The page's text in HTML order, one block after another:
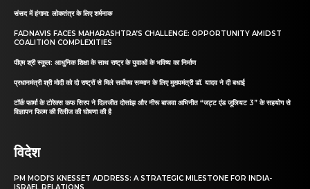
संसद में हंगामा: लोकतंत्र के लिए शर्मनाक
FADNAVIS FACES MAHARASHTRA’S CHALLENGE: OPPORTUNITY AMIDST
COALITION COMPLEXITIES
पीएम श्री स्कूल: आधुनिक शिक्षा के साथ राष्ट्र के युवाओं के भविष्य का निर्माण
प्रधानमंत्री श्री मोदी को दो राष्ट्रों से मिले सर्वोच्च सम्मान के लिए मुख्यमंत्री डॉ. यादव ने दी बधाई
टॉर्क फार्मा के टोरेक्स कफ सिरप ने दिलजीत दोसांझ और नीरू बाजवा अभिनीत “जट्ट एंड जूलियट 3” के सहयोग से
विज्ञापन फिल्म की रिलीज की घोषणा की है
विदेश
PM MODI’S KNESSET ADDRESS: A STRATEGIC MILESTONE FOR INDIA-
ISRAEL RELATIONS